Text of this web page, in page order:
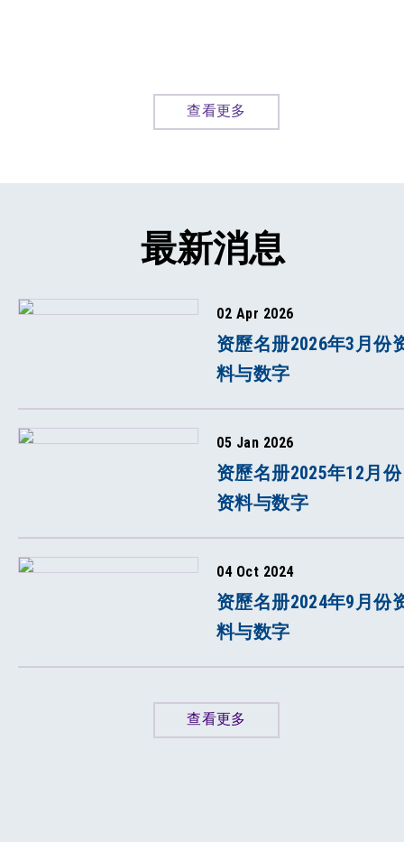
查看更多
最新消息
02 Apr 2026
资歷名册2026年3月份
料与数字
05 Jan 2026
资歷名册2025年12月份
资料与数字
04 Oct 2024
资歷名册2024年9月份
料与数字
查看更多